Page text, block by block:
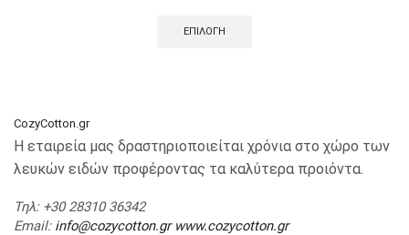
ΕΠΙΛΟΓΉ
CozyCotton.gr
Η εταιρεία μας δραστηριοποιείται χρόνια στο χώρο των
λευκών ειδών προφέροντας τα καλύτερα προιόντα.
Τηλ: +30 28310 36342
Email: info@cozycotton.gr www.cozycotton.gr